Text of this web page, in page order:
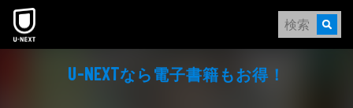
本文へスキップ
U-NEXTなら電⼦書籍もお得！